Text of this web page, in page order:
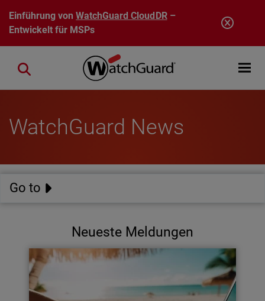
Direkt zum Inhalt
Einführung vonWatchGuard CloudDR–
Entwickelt für MSPs
Open
Close search
WatchGuard News
Go to
Neueste Meldungen